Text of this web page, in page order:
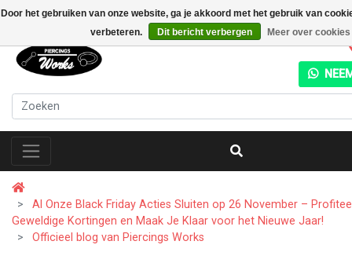
Door het gebruiken van onze website, ga je akkoord met het gebruik van
verbeteren.
Dit bericht verbergen Meer over cookies
Al Onze Black Friday Acties Sluiten op 26 November –
Geweldige Kortingen en Maak Je Klaar voor het Nieuwe Jaar!
Officieel blog van Piercings Works